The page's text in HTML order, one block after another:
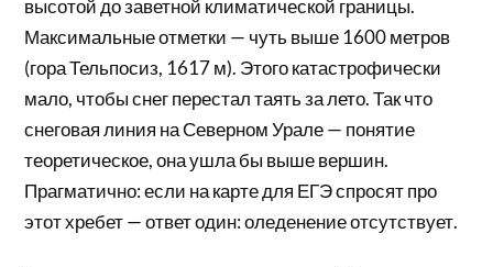
высотой до заветной климатической границы.
Максимальные отметки — чуть выше 1600 метров
(гора Тельпосиз, 1617 м). Этого катастрофически
мало, чтобы снег перестал таять за лето. Так что
снеговая линия на Северном Урале — понятие
теоретическое, она ушла бы выше вершин.
Прагматично: если на карте для ЕГЭ спросят про
этот хребет — ответ один: оледенение отсутствует.